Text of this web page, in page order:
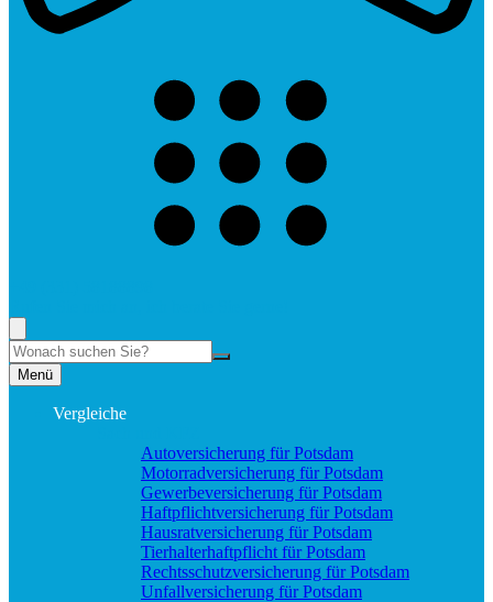
Suche
Menü
Vergleiche
Autoversicherung für Potsdam
Motorradversicherung für Potsdam
Gewerbeversicherung für Potsdam
Haftpflichtversicherung für Potsdam
Hausratversicherung für Potsdam
Tierhalterhaftpflicht für Potsdam
Rechtsschutzversicherung für Potsdam
Unfallversicherung für Potsdam